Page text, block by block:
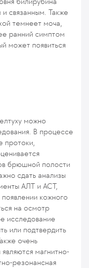
связанным. Также
темнеет моча,
ранний симптом
может появиться
можно
В процессе
протоки,
брюшной полости
сдать анализы
АЛТ и АСТ,
кожного
на осмотр
исследование
или подтвердить
очень
магнитно-
резонансная